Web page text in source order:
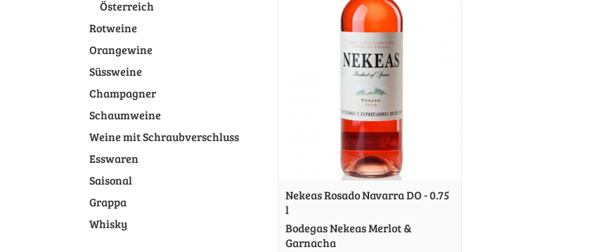
Nekeas Rosado Navarra DO - 0.75
l
Bodegas Nekeas Merlot &
Garnacha
Österreich
Rotweine
Orangewine
Süssweine
Champagner
Schaumweine
Weine mit Schraubverschluss
Esswaren
Saisonal
Grappa
Whisky